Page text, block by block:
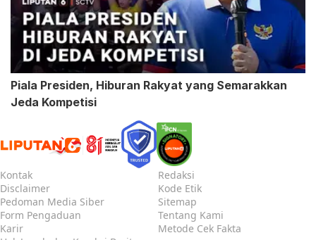
Piala Presiden, Hiburan Rakyat yang Semarakkan
Jeda Kompetisi
Kontak
Redaksi
Disclaimer
Kode Etik
Pedoman Media Siber
Sitemap
Form Pengaduan
Tentang Kami
Karir
Metode Cek Fakta